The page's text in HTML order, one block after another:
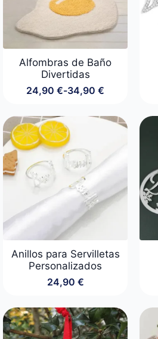
Alfombras de Baño
Divertidas
24,90 €-34,90 €
Rango
precios:
desde
24,90 €
hasta
34,90 €
Anillos para Servilletas
Personalizados
24,90 €